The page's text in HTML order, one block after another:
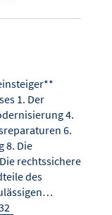
1. Der
4.
6.
8. Die
rechtssichere
des